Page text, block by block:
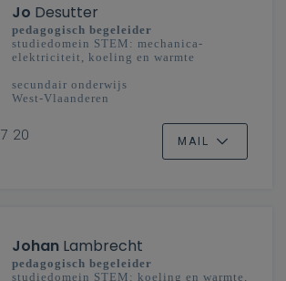
Jo Desutter
pedagogisch begeleider
studiedomein STEM: mechanica-
elektriciteit, koeling en warmte
secundair onderwijs
West-Vlaanderen
20 MAIL
Johan Lambrecht
pedagogisch begeleider
studiedomein STEM: koeling en warmte,